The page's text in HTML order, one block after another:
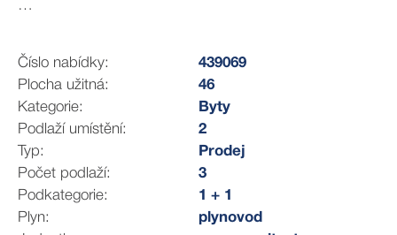
domem, který lze po domluvě s ostatními vlastníky
využívat.
V bytě jsou pastová okna, o teplou vodu se stará
plynový kotel, a vytápění řešeno plynovým tělesem. V
bytě je zavedený i plyn. Měsíční náklady bytu jsou
přibližně 5200,-kč.
V současné době je SVJ bez úvěru a nejsou plánovány
žádné větší investice či opravy. Před 10 lety byla
Číslo nabídky:
439069
Plocha užitná:
46
Kategorie:
Byty
Podlaží umístění:
2
Typ:
Prodej
Počet podlaží:
3
Podkategorie:
1 + 1
Plyn:
plynovod